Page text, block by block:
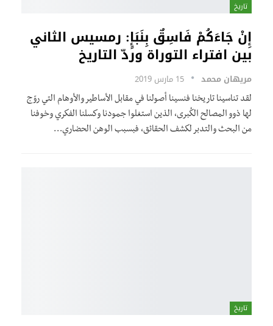
تاريخ
إِنْ جَاءَكُمْ فَاسِقٌ بِنَبَإٍ: رمسيس الثاني
بين افتراء التوراة وردّ التاريخ
مريهان محمد 15 مارس 2019
لقد تناسينا تاريخنا فنسينا أصولنا في مقابل الأساطير والأوهام التي روّج
لها ذوو المصالح الكُبرى، الذين استغلوا جمودنا وكسلنا الفكري وخوفنا
من البحث والتدبر لكشف الحقائق، فبسبب الوهن الحضاري…
تاريخ